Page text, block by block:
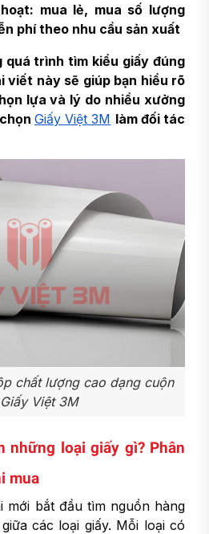
mua lẻ, mua số lượng
phí theo nhu cầu sản xuất
quá trình tìm kiểu giấy đúng
viết này sẽ giúp bạn hiểu rõ
lựa và lý do nhiều xưởng
Giấy Việt 3M làm đối tác
chất lượng cao dạng cuộn
Việt 3M
những loại giấy gì? Phân
mua
mới bắt đầu tìm nguồn hàng
các loại giấy. Mỗi loại có